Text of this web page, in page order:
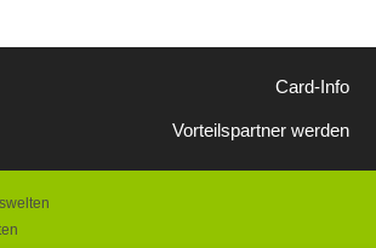
Card-Info
Vorteilspartner werden